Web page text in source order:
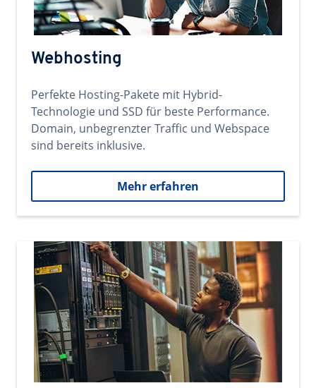
Webhosting
Perfekte Hosting-Pakete mit Hybrid-
Technologie und SSD für beste Performance.
Domain, unbegrenzter Traffic und Webspace
sind bereits inklusive.
Mehr erfahren